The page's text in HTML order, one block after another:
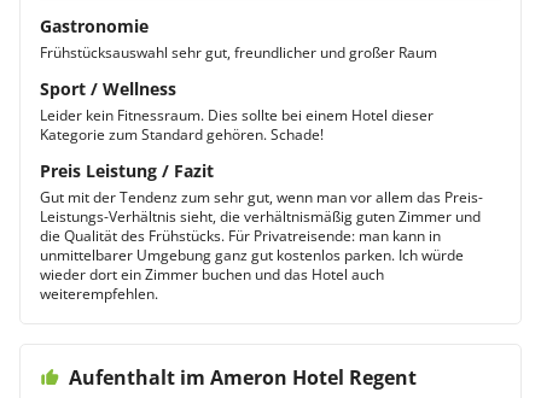
Gastronomie
Frühstücksauswahl sehr gut, freundlicher und großer Raum
Sport / Wellness
Leider kein Fitnessraum. Dies sollte bei einem Hotel dieser
Kategorie zum Standard gehören. Schade!
Preis Leistung / Fazit
Gut mit der Tendenz zum sehr gut, wenn man vor allem das Preis-
Leistungs-Verhältnis sieht, die verhältnismäßig guten Zimmer und
die Qualität des Frühstücks. Für Privatreisende: man kann in
unmittelbarer Umgebung ganz gut kostenlos parken. Ich würde
wieder dort ein Zimmer buchen und das Hotel auch
weiterempfehlen.
Aufenthalt im Ameron Hotel Regent